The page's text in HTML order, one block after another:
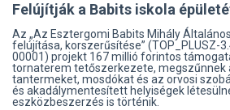
Felújítják a Babits iskola
Az „Az Esztergomi Babits Mihály
felújítása, korszerűsítése” (TOP_PLUSZ-
00001) projekt 167 millió forintos
tornaterem tetőszerkezete, megszűnnek
tantermeket, mosdókat és az orvosi
és akadálymentesített helyiségek
eszközbeszerzés is történik.